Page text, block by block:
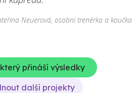
Neuerová, osobní trenérka a koučka
přináší výsledky
další projekty